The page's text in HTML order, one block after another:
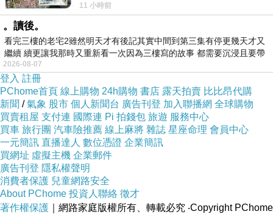
但因與臺鐵集集線車站同名，於1953
11 小時前
。讀後。
看完三樓的老宅2雖然明天才有後記其實中間到第三集有停更幾天才又
繼續 續更讓我那時又重新看一次因為三樓寫的故事 都需要沉浸且要帶
有
2026-08-07
登入 註冊
PChome首頁 線上購物 24h購物 書店 露天拍賣 比比昂代購
新聞 /氣象 股市 個人新聞台 廣告刊登 加入聯播網 全球購物
買賣租屋 支付連 國際連 Pi 拍錢包 旅遊 服務中心
買車 旅行團 汽車險推薦 線上麻將 雜誌 星座命理 會員中心
一元簡訊 直播達人 數位憑證 企業簡訊
買網址 虛擬主機 企業郵件
廣告刊登 隱私權聲明
消費者保護 兒童網路安全
About PChome 投資人聯絡 徵才
著作權保護 ｜網路家庭版權所有、轉載必究 ‧Copyright PChome